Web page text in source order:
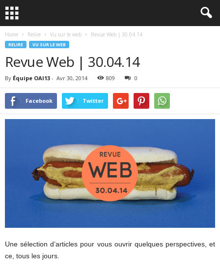
Home Relire Vu sur le web Revue Web | 30.04.14
RELIRE VU SUR LE WEB
Revue Web | 30.04.14
By Équipe OAI13 - Avr 30, 2014 809 0
Facebook Twitter
Une sélection d’articles pour vous ouvrir quelques perspectives, et
ce, tous les jours.